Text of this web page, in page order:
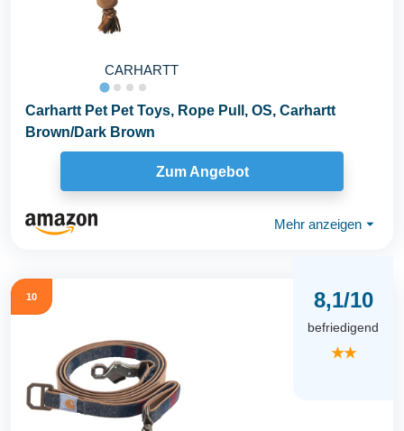
CARHARTT
Carhartt Pet Pet Toys, Rope Pull, OS, Carhartt
Brown/Dark Brown
Zum Angebot
Mehr anzeigen ⏷
10 8,1/10
befriedigend
★★